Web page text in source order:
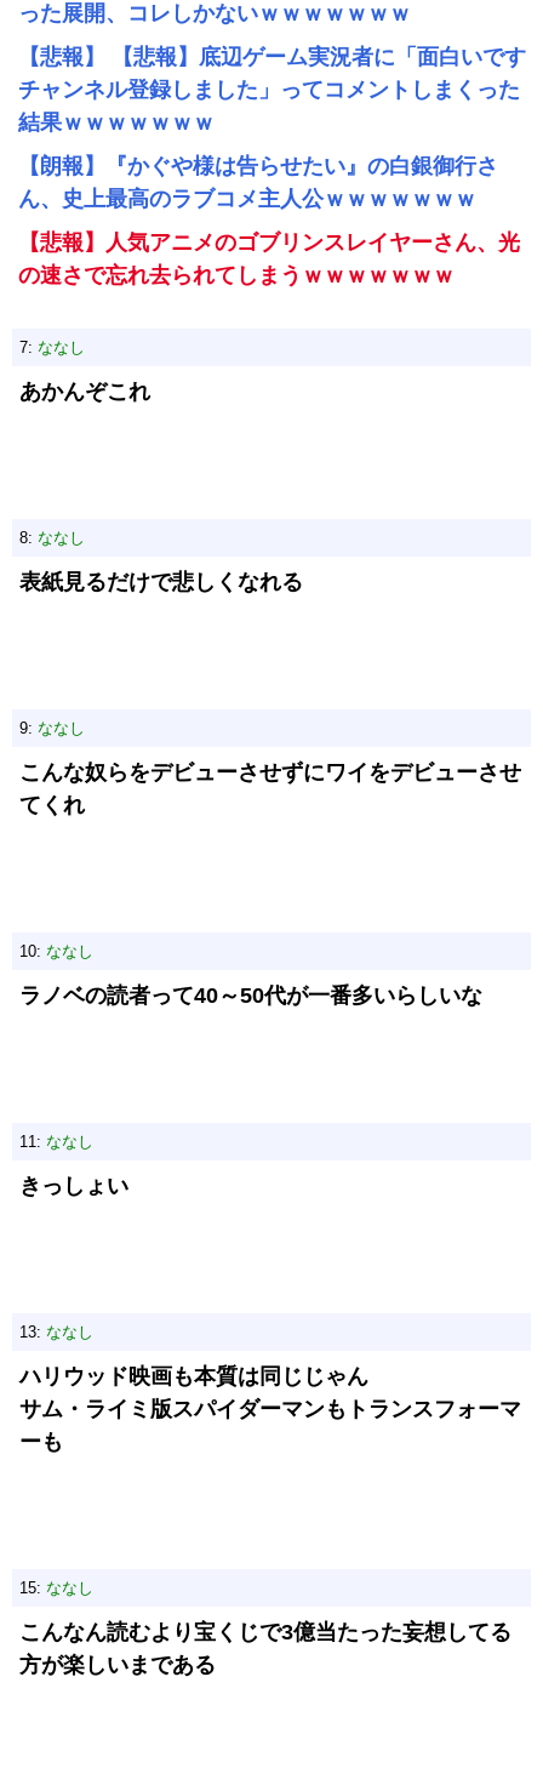
った展開、コレしかないｗｗｗｗｗｗｗ
【悲報】 【悲報】底辺ゲーム実況者に「面白いです
チャンネル登録しました」ってコメントしまくった
結果ｗｗｗｗｗｗｗ
【朗報】『かぐや様は告らせたい』の白銀御行さ
ん、史上最高のラブコメ主人公ｗｗｗｗｗｗｗ
【悲報】人気アニメのゴブリンスレイヤーさん、光
の速さで忘れ去られてしまうｗｗｗｗｗｗｗ
7: ななし
あかんぞこれ
8: ななし
表紙見るだけで悲しくなれる
9: ななし
こんな奴らをデビューさせずにワイをデビューさせ
てくれ
10: ななし
ラノベの読者って40～50代が一番多いらしいな
11: ななし
きっしょい
13: ななし
ハリウッド映画も本質は同じじゃん
サム・ライミ版スパイダーマンもトランスフォーマ
ーも
15: ななし
こんなん読むより宝くじで3億当たった妄想してる
方が楽しいまである